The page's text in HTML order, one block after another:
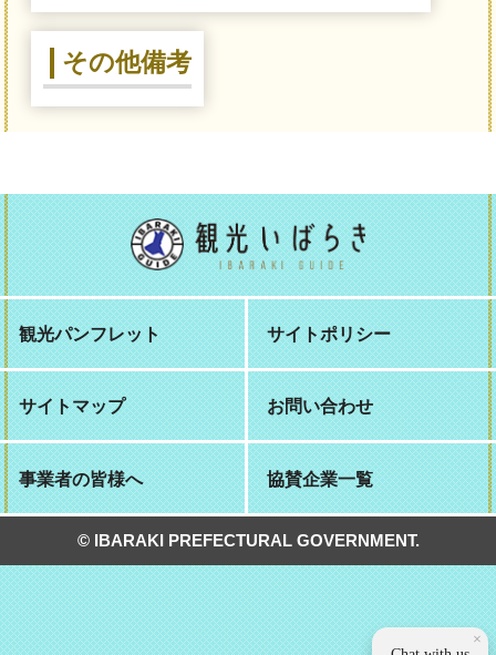
その他備考
観光パンフレット サイトポリシー
サイトマップ お問い合わせ
事業者の皆様へ 協賛企業一覧
© IBARAKI PREFECTURAL GOVERNMENT.
×